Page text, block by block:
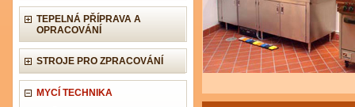
TEPELNÁ PŘÍPRAVA A
OPRACOVÁNÍ
STROJE PRO ZPRACOVÁNÍ
MYCÍ TECHNIKA